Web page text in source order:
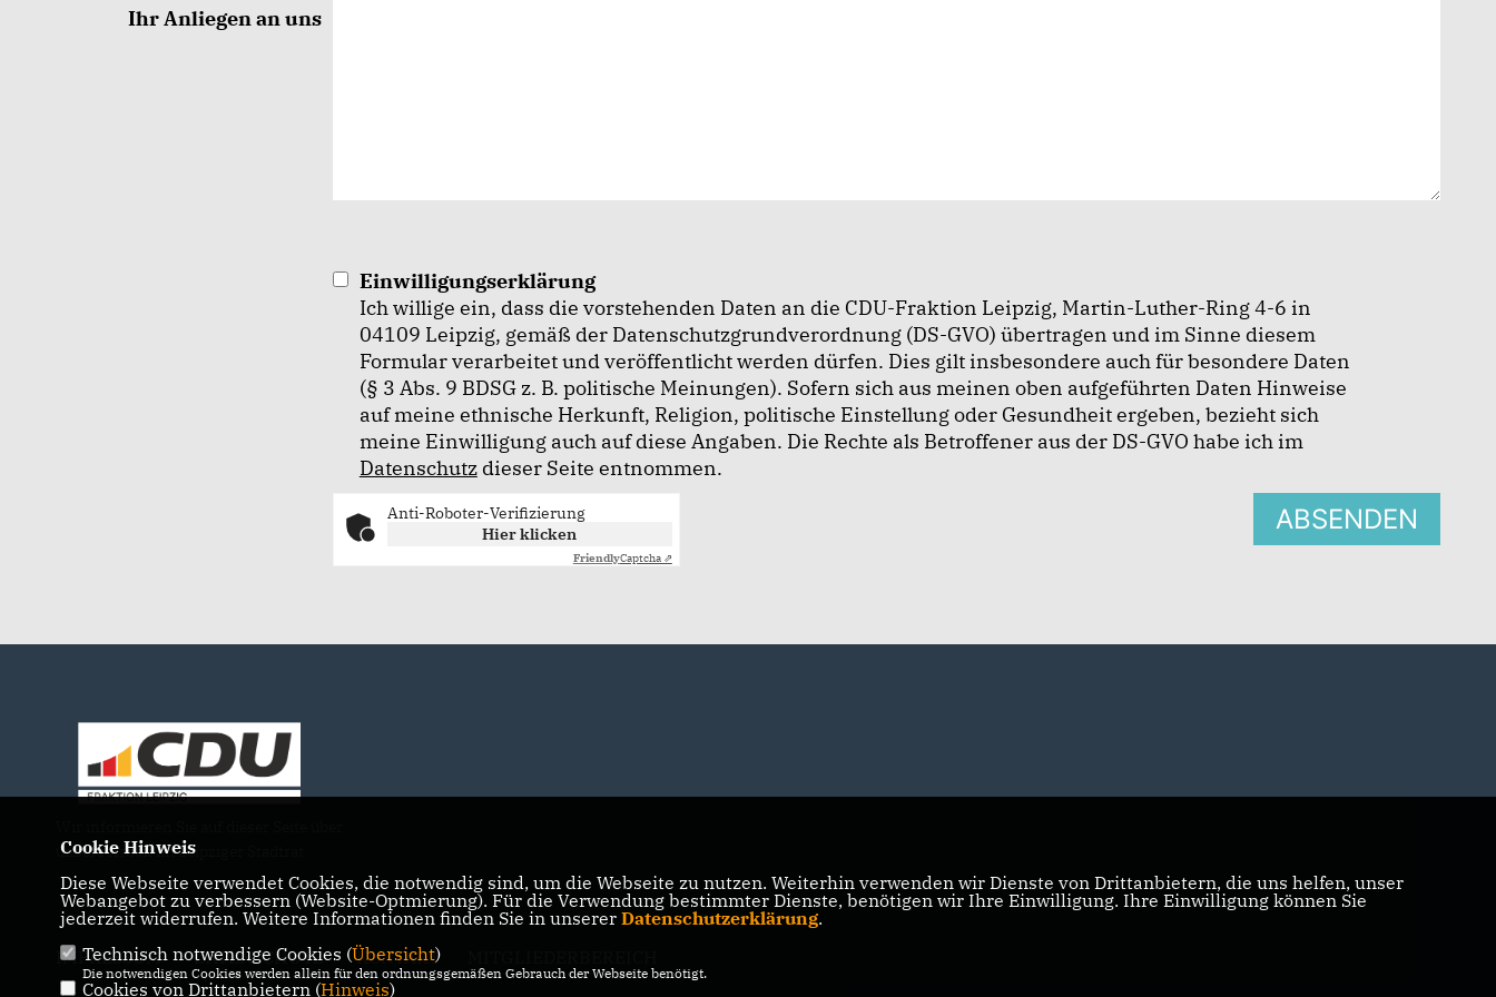
Ihr Anliegen an uns
Einwilligungserklärung
Ich willige ein, dass die vorstehenden Daten an die CDU-Fraktion Leipzig, Martin-Luther-Ring 4-6 in
04109 Leipzig, gemäß der Datenschutzgrundverordnung (DS-GVO) übertragen und im Sinne diesem
Formular verarbeitet und veröffentlicht werden dürfen. Dies gilt insbesondere auch für besondere Daten
(§ 3 Abs. 9 BDSG z. B. politische Meinungen). Sofern sich aus meinen oben aufgeführten Daten Hinweise
auf meine ethnische Herkunft, Religion, politische Einstellung oder Gesundheit ergeben, bezieht sich
meine Einwilligung auch auf diese Angaben. Die Rechte als Betroffener aus der DS-GVO habe ich im
Datenschutzdieser Seite entnommen.
Anti-Roboter-Verifizierung
Hier klicken
FriendlyCaptcha ⇗
ABSENDEN
unsere Arbeit im Leipziger Stadtrat.
IMPRESSUM DATENSCHUTZ KONTAKT
Cookie Hinweis
Diese Webseite verwendet Cookies, die notwendig sind, um die Webseite zu nutzen. Weiterhin verwenden wir Dienste von Drittanbietern, die uns helfen, unser
Webangebot zu verbessern (Website-Optmierung). Für die Verwendung bestimmter Dienste, benötigen wir Ihre Einwilligung. Ihre Einwilligung können Sie
jederzeit widerrufen. Weitere Informationen finden Sie in unserer Datenschutzerklärung.
Technisch notwendige Cookies (Übersicht)
Die notwendigen Cookies werden allein für den ordnungsgemäßen Gebrauch der Webseite benötigt.
Cookies von Drittanbietern (Hinweis)